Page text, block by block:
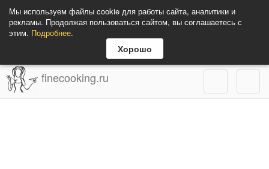
Мы используем файлы cookie для работы сайта, аналитики и
рекламы. Продолжая пользоваться сайтом, вы соглашаетесь с
этим. Подробнее.
Хорошо
finecooking.ru